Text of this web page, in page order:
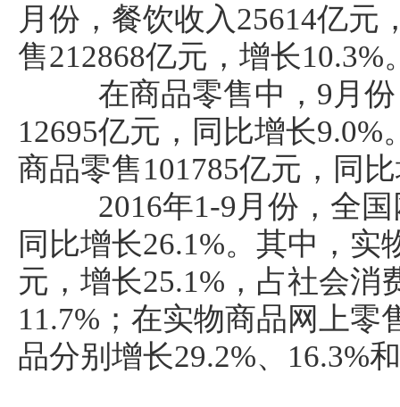
月份，餐饮收入25614亿元
售212868亿元，增长10.3%
在商品零售中，9月份
12695亿元，同比增长
商品零售101785亿元，同
2016年1-9月份，全国
同比增长26.1%。其中，实
元，增长25.1%，占社会消
11.7%；在实物商品网上
品分别增长29.2%、16.3%